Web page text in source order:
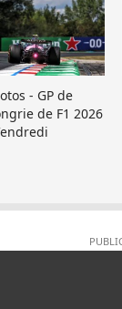
- GP de
de F1 2026